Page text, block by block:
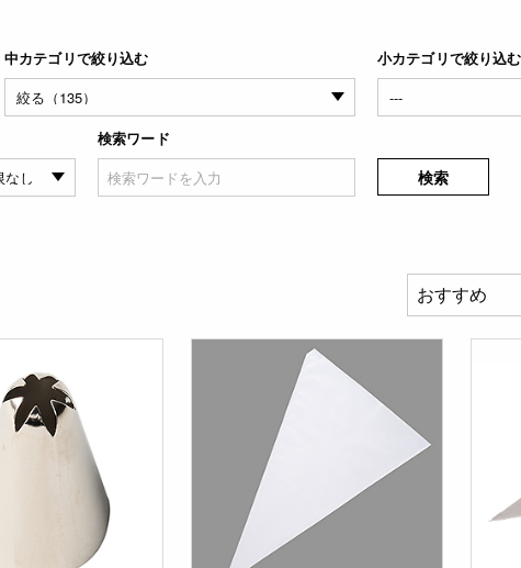
中カテゴリで絞り込む 小カテゴリで絞り込む
検索ワード
検索